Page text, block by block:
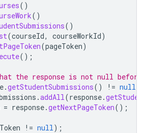
()
()
()
(courseId, courseWorkId)
(pageToken)
();
the response is not null
.getStudentSubmissions() != null
.addAll(response.
= response.getNextPageToken();
!= null);